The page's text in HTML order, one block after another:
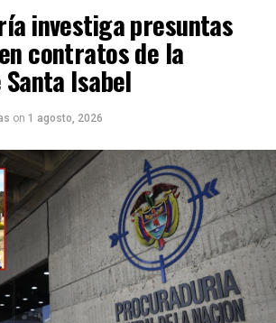
investiga presuntas
contratos de la
Isabel
on 1 agosto, 2026